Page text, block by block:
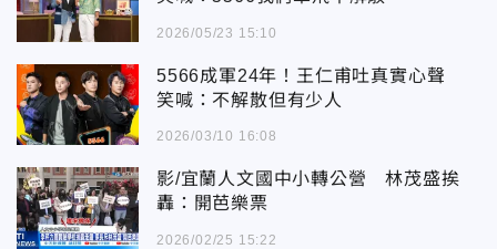
2026/05/23 15:10
5566成軍24年！王仁甫吐真實心聲
笑喊：不解散但有少人
2026/03/10 16:08
影/宜蘭人文國中小轉公營 林茂盛挨
轟：開芭樂票
2026/02/25 15:22